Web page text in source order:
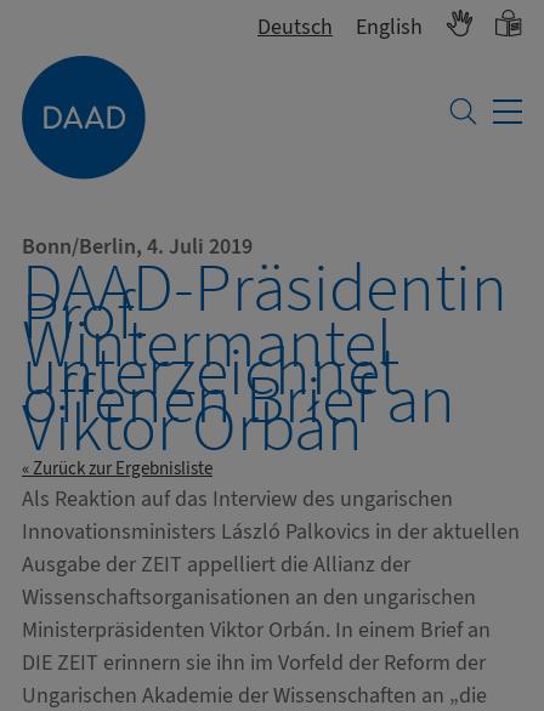
Deutsch English
Bonn/Berlin, 4. Juli 2019
DAAD-Präsidentin
Prof.
Wintermantel
unterzeichnet
offenen Brief an
Viktor Orbán
« Zurück zur Ergebnisliste
Als Reaktion auf das Interview des ungarischen
Innovationsministers László Palkovics in der aktuellen
Ausgabe der ZEIT appelliert die Allianz der
Wissenschaftsorganisationen an den ungarischen
Ministerpräsidenten Viktor Orbán. In einem Brief an
DIE ZEIT erinnern sie ihn im Vorfeld der Reform der
Ungarischen Akademie der Wissenschaften an „die